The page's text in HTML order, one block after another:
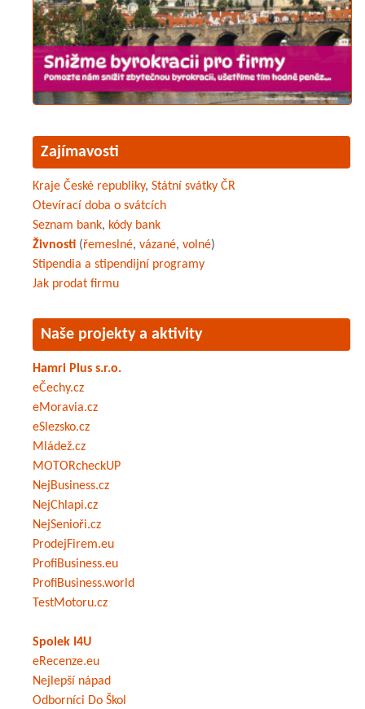
Zajímavosti
Kraje České republiky, Státní svátky ČR
Otevírací doba o svátcích
Seznam bank, kódy bank
Živnosti (řemeslné, vázané, volné)
Stipendia a stipendijní programy
Jak prodat firmu
Naše projekty a aktivity
Hamri Plus s.r.o.
eČechy.cz
eMoravia.cz
eSlezsko.cz
Mládež.cz
MOTORcheckUP
NejBusiness.cz
NejChlapi.cz
NejSenioři.cz
ProdejFirem.eu
ProfiBusiness.eu
ProfiBusiness.world
TestMotoru.cz
Spolek I4U
eRecenze.eu
Nejlepší nápad
Odborníci Do Škol